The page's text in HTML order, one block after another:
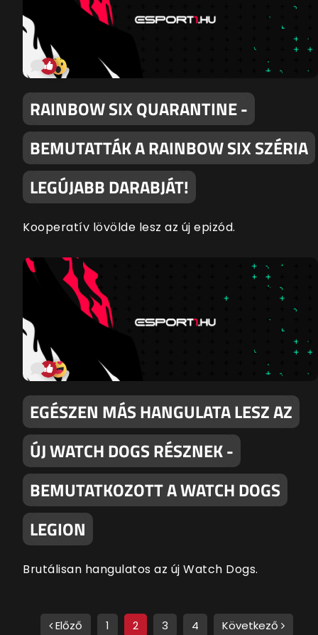
RAINBOW SIX QUARANTINE -
BEMUTATTÁK A RAINBOW SIX SZÉRIA
LEGÚJABB DARABJÁT!
Kooperatív lövölde lesz az új epizód.
EGÉSZEN MÁS HANGULATA LESZ AZ
ÚJ WATCH DOGS RÉSZNEK -
BEMUTATKOZOTT A WATCH DOGS
LEGION
Brutálisan hangulatos az új Watch Dogs.
Előző 1 2 3 4 Következő